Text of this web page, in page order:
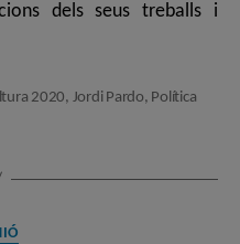
dels seus treballs i
2020, Jordi Pardo, Política